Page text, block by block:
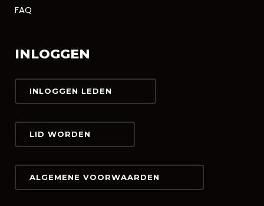
FAQ
INLOGGEN
INLOGGEN LEDEN
LID WORDEN
ALGEMENE VOORWAARDEN